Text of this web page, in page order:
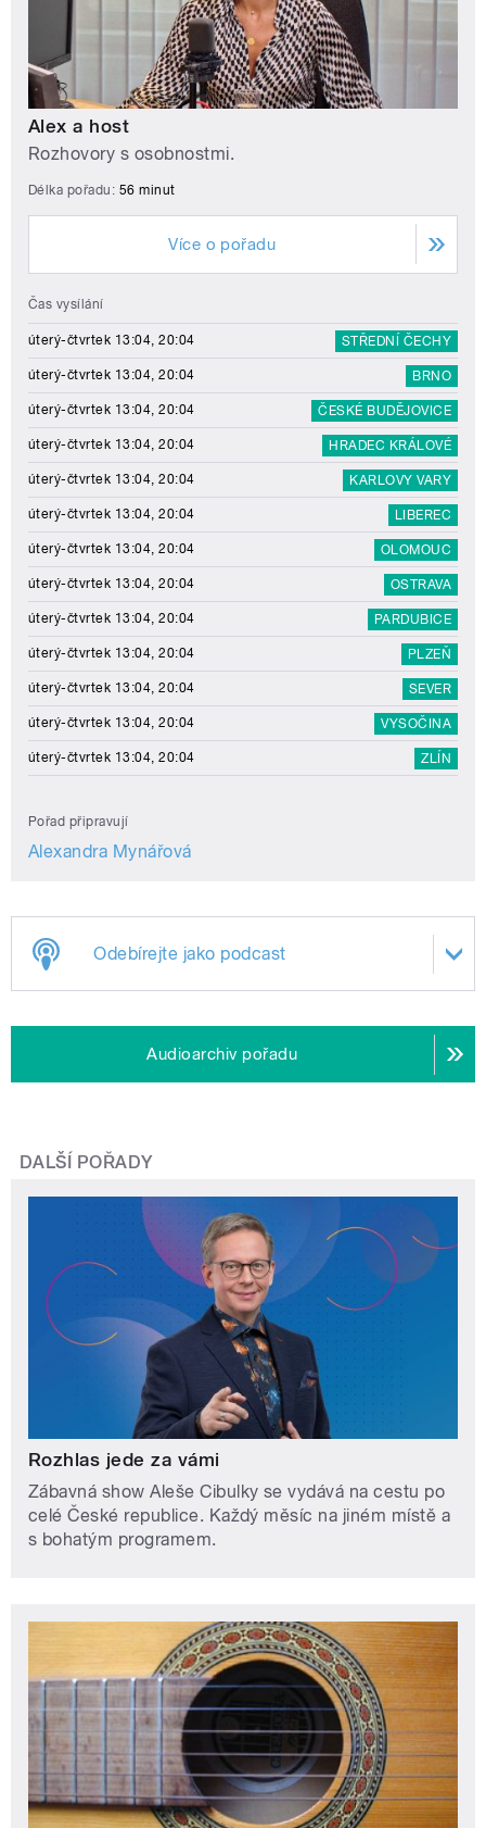
Alex a host
Rozhovory s osobnostmi.
Délka pořadu: 56 minut
Více o pořadu
Čas vysílání
úterý-čtvrtek 13:04, 20:04 STŘEDNÍ ČECHY
úterý-čtvrtek 13:04, 20:04 BRNO
úterý-čtvrtek 13:04, 20:04 ČESKÉ BUDĚJOVICE
úterý-čtvrtek 13:04, 20:04 HRADEC KRÁLOVÉ
úterý-čtvrtek 13:04, 20:04 KARLOVY VARY
úterý-čtvrtek 13:04, 20:04 LIBEREC
úterý-čtvrtek 13:04, 20:04 OLOMOUC
úterý-čtvrtek 13:04, 20:04 OSTRAVA
úterý-čtvrtek 13:04, 20:04 PARDUBICE
úterý-čtvrtek 13:04, 20:04 PLZEŇ
úterý-čtvrtek 13:04, 20:04 SEVER
úterý-čtvrtek 13:04, 20:04 VYSOČINA
úterý-čtvrtek 13:04, 20:04 ZLÍN
Pořad připravují
Alexandra Mynářová
Odebírejte jako podcast
Audioarchiv pořadu
DALŠÍ POŘADY
Rozhlas jede za vámi
Zábavná show Aleše Cibulky se vydává na cestu po
celé České republice. Každý měsíc na jiném místě a
s bohatým programem.